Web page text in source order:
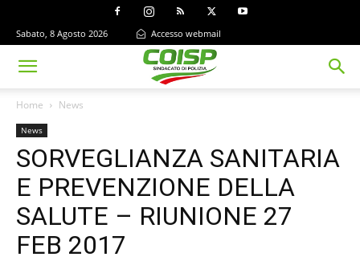
Sabato, 8 Agosto 2026 Accesso webmail
Home News
News
SORVEGLIANZA SANITARIA
E PREVENZIONE DELLA
SALUTE – RIUNIONE 27
FEB 2017